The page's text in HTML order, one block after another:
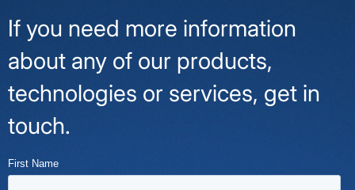
If you need more information
about any of our products,
technologies or services, get in
touch.